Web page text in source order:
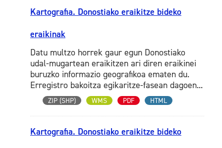
Kartografia. Donostiako eraikitze bideko
eraikinak
Datu multzo horrek gaur egun Donostiako
udal-mugartean eraikitzen ari diren eraikinei
buruzko informazio geografikoa ematen du.
Erregistro bakoitza egikaritze-fasean dagoen...
ZIP (SHP) WMS PDF HTML
Kartografia. Donostiako eraikitze bideko